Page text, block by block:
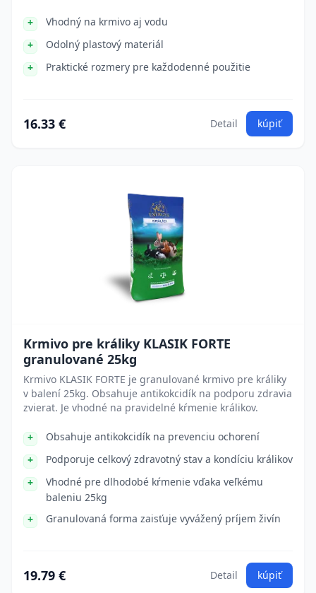
Vhodný na krmivo aj vodu
Odolný plastový materiál
Praktické rozmery pre každodenné použitie
16.33 € Detail kúpiť
Krmivo pre králiky KLASIK FORTE
granulované 25kg
Krmivo KLASIK FORTE je granulované krmivo pre králiky
v balení 25kg. Obsahuje antikokcidík na podporu zdravia
zvierat. Je vhodné na pravidelné kŕmenie králikov.
Obsahuje antikokcidík na prevenciu ochorení
Podporuje celkový zdravotný stav a kondíciu králikov
Vhodné pre dlhodobé kŕmenie vďaka veľkému
baleniu 25kg
Granulovaná forma zaisťuje vyvážený príjem živín
19.79 € Detail kúpiť